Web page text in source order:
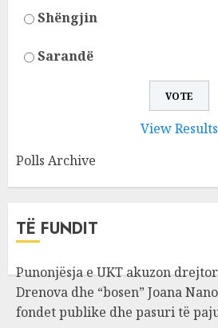
Shëngjin
Sarandë
View Results
Polls Archive
TË FUNDIT
Punonjësja e UKT akuzon
Drenova dhe “bosen” Joana
fondet publike dhe pasuri të